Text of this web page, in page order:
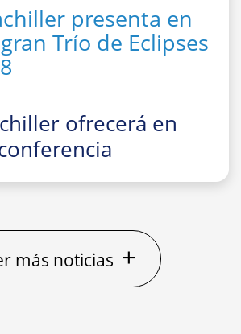
presenta en
Trío de Eclipses
ofrecerá en
“El gran Trío de
dónde y cuándo
más noticias +